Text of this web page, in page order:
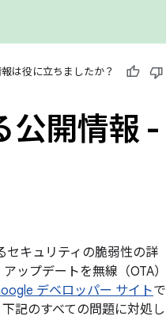
は役に立ちましたか？
公開情報 -
セキュリティの脆弱性の詳
ップデートを無線（OTA）
デベロッパー サイトで
記のすべての問題に対処し